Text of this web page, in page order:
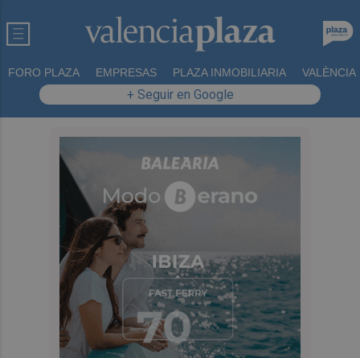
FORO PLAZA EMPRESAS PLAZA INMOBILIARIA VALÈNCIA
+ Seguir en Google